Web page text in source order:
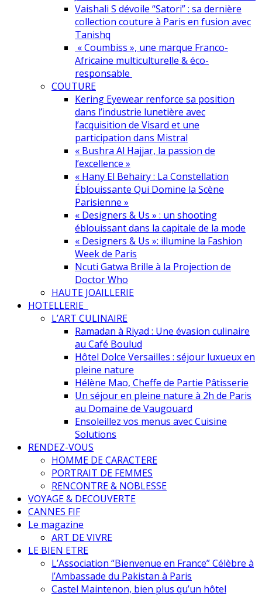
Vaishali S dévoile “Satori” : sa dernière
collection couture à Paris en fusion avec
Tanishq
« Coumbiss », une marque Franco-
Africaine multiculturelle & éco-
responsable
COUTURE
Kering Eyewear renforce sa position
dans l’industrie lunetière avec
l’acquisition de Visard et une
participation dans Mistral
« Bushra Al Hajjar, la passion de
l’excellence »
« Hany El Behairy : La Constellation
Éblouissante Qui Domine la Scène
Parisienne »
« Designers & Us » : un shooting
éblouissant dans la capitale de la mode
« Designers & Us »: illumine la Fashion
Week de Paris
Ncuti Gatwa Brille à la Projection de
Doctor Who
HAUTE JOAILLERIE
HOTELLERIE
L’ART CULINAIRE
Ramadan à Riyad : Une évasion culinaire
au Café Boulud
Hôtel Dolce Versailles : séjour luxueux en
pleine nature
Hélène Mao, Cheffe de Partie Pâtisserie
Un séjour en pleine nature à 2h de Paris
au Domaine de Vaugouard
Ensoleillez vos menus avec Cuisine
Solutions
RENDEZ-VOUS
HOMME DE CARACTERE
PORTRAIT DE FEMMES
RENCONTRE & NOBLESSE
VOYAGE & DECOUVERTE
CANNES FIF
Le magazine
ART DE VIVRE
LE BIEN ETRE
L’Association “Bienvenue en France” Célèbre à
l’Ambassade du Pakistan à Paris
Castel Maintenon, bien plus qu’un hôtel